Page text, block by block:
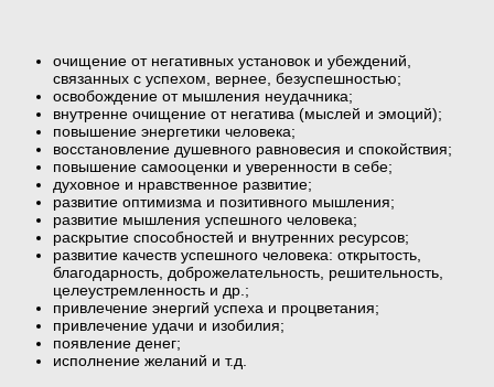
очищение от негативных установок и убеждений,
связанных с успехом, вернее, безуспешностью;
освобождение от мышления неудачника;
внутренне очищение от негатива (мыслей и эмоций);
повышение энергетики человека;
восстановление душевного равновесия и спокойствия;
повышение самооценки и уверенности в себе;
духовное и нравственное развитие;
развитие оптимизма и позитивного мышления;
развитие мышления успешного человека;
раскрытие способностей и внутренних ресурсов;
развитие качеств успешного человека: открытость,
благодарность, доброжелательность, решительность,
целеустремленность и др.;
привлечение энергий успеха и процветания;
привлечение удачи и изобилия;
появление денег;
исполнение желаний и т.д.